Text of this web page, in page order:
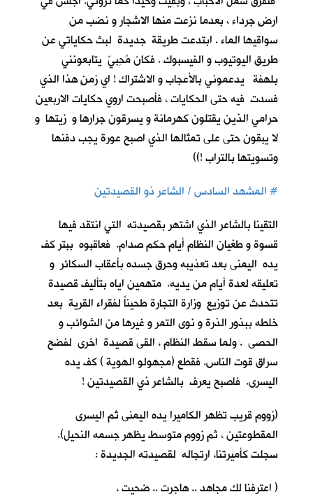
ارضٍ جرداء ، بعدما نزعت منها الاشجار و نضب من
سواقيها الماء . ابتدعت طريقة جديدة لبث حكاياتي عن
طريق اليوتيوب و الفيسبوك . فكان مُحِبيّ يتابعونني
بلهفة يدعموني بالأعجاب و الاشتراك ! اي زمنٍ هذا الذي
فسدت فيه حتى الحكايات ، فأصبحت اروي حكايات الاربعين
حرامي الذين يقتلون كهرمانة و يسرقون جرارها و زيتها و
لا يبقون حتى على تمثالها الذي اصبح عورة يجب دفنها
وتسويتها بالتراب !))
#المشهد السادس / الشاعر ذو القصيدتين
التقينا بالشاعر الذي اشتهر بقصيدته التي انتقد فيها
قسوة و طغيان النظام أيام حكم صدام. فعاقبوه ببتر كف
يده اليمنى بعد تعذيبه وحرق جسده بأعقاب السكائر و
تعليقه لعدة أيام من يديه. متهمين اياه بتأليف قصيدة
تتحدث عن توزيع وزارة التجارة طحيناً لفقراء القرية بعد
خلطه ببذور الذرة و نوى التمر و غيرها من الشوائب و
الحصى . ولما سقط النظام ، القى قصيدة اخرى لفضح
سراق قوت الناس. فقطع (مجهولو الهوية ) كف يده
اليسرى. فاصبح يعرف بالشاعر ذي القصيدتين !
(زووم قريب تظهر الكاميرا يده اليمنى ثم اليسرى
المقطوعتين ، ثم زووم متوسط يظهر جسمه النحيل).
سجلت كأميرتنا، ارتجاله لقصيدته الجديدة :
( اعترفنا لك مجاهد .. هاجرت .. ضحيت ،